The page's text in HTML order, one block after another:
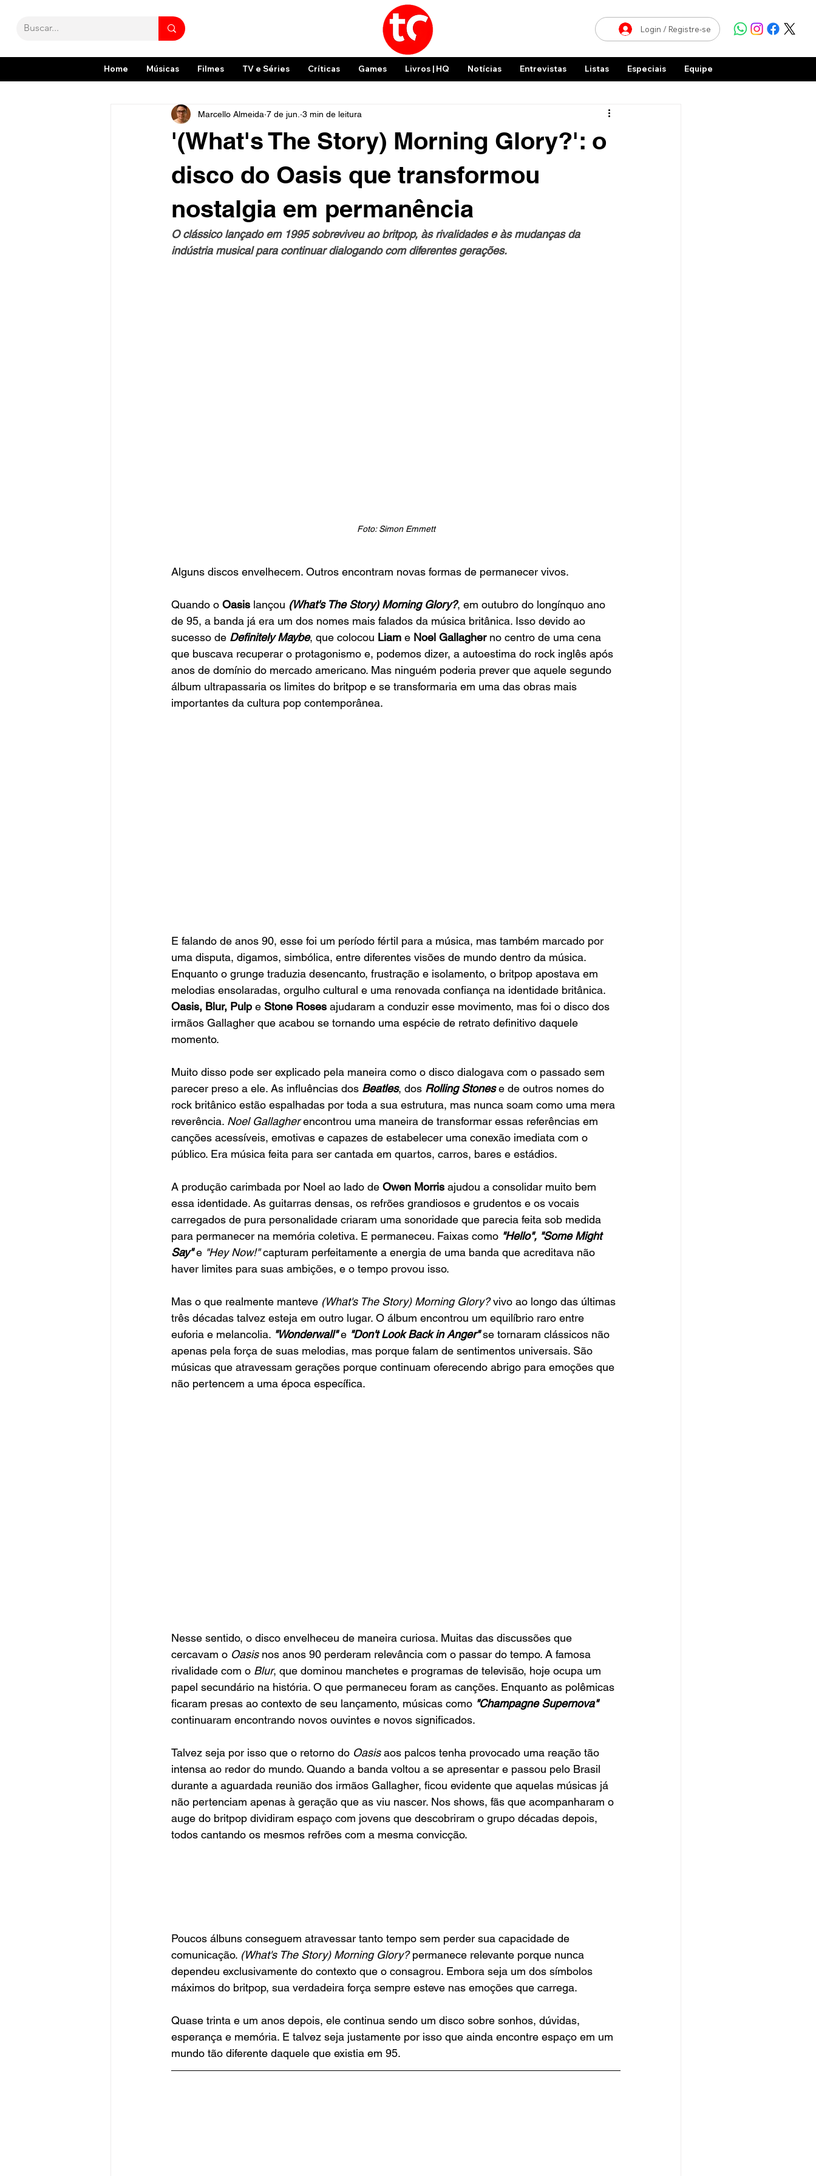
Login / Registre-se
Home Músicas Filmes TV e Séries Críticas Games Livros | HQ Notícias Entrevistas Listas Especiais Equipe
'(What's The Story) Morning Glory?': o
disco do Oasis que transformou
nostalgia em permanência
Marcello Almeida 7 de jun. 3 min de leitura
O clássico lançado em 1995 sobreviveu ao britpop, às rivalidades e às mudanças da
indústria musical para continuar dialogando com diferentes gerações.
Foto: Simon Emmett
Alguns discos envelhecem. Outros encontram novas formas de permanecer vivos.
Quando o Oasis lançou (What's The Story) Morning Glory?, em outubro do longínquo ano
de 95, a banda já era um dos nomes mais falados da música britânica. Isso devido ao
sucesso de Definitely Maybe, que colocou Liam e Noel Gallagher no centro de uma cena
que buscava recuperar o protagonismo e, podemos dizer, a autoestima do rock inglês após
anos de domínio do mercado americano. Mas ninguém poderia prever que aquele segundo
álbum ultrapassaria os limites do britpop e se transformaria em uma das obras mais
importantes da cultura pop contemporânea.
E falando de anos 90, esse foi um período fértil para a música, mas também marcado por
uma disputa, digamos, simbólica, entre diferentes visões de mundo dentro da música.
Enquanto o grunge traduzia desencanto, frustração e isolamento, o britpop apostava em
melodias ensolaradas, orgulho cultural e uma renovada confiança na identidade britânica.
Oasis, Blur, Pulp e Stone Roses ajudaram a conduzir esse movimento, mas foi o disco dos
irmãos Gallagher que acabou se tornando uma espécie de retrato definitivo daquele
momento.
Muito disso pode ser explicado pela maneira como o disco dialogava com o passado sem
parecer preso a ele. As influências dos Beatles, dos Rolling Stones e de outros nomes do
rock britânico estão espalhadas por toda a sua estrutura, mas nunca soam como uma mera
reverência. Noel Gallagher encontrou uma maneira de transformar essas referências em
canções acessíveis, emotivas e capazes de estabelecer uma conexão imediata com o
público. Era música feita para ser cantada em quartos, carros, bares e estádios.
A produção carimbada por Noel ao lado de Owen Morris ajudou a consolidar muito bem
essa identidade. As guitarras densas, os refrões grandiosos e grudentos e os vocais
carregados de pura personalidade criaram uma sonoridade que parecia feita sob medida
para permanecer na memória coletiva. E permaneceu. Faixas como "Hello", "Some Might
Say" e "Hey Now!" capturam perfeitamente a energia de uma banda que acreditava não
haver limites para suas ambições, e o tempo provou isso.
Mas o que realmente manteve (What's The Story) Morning Glory? vivo ao longo das últimas
três décadas talvez esteja em outro lugar. O álbum encontrou um equilíbrio raro entre
euforia e melancolia. "Wonderwall" e "Don't Look Back in Anger" se tornaram clássicos não
apenas pela força de suas melodias, mas porque falam de sentimentos universais. São
músicas que atravessam gerações porque continuam oferecendo abrigo para emoções que
não pertencem a uma época específica.
Nesse sentido, o disco envelheceu de maneira curiosa. Muitas das discussões que
cercavam o Oasis nos anos 90 perderam relevância com o passar do tempo. A famosa
rivalidade com o Blur, que dominou manchetes e programas de televisão, hoje ocupa um
papel secundário na história. O que permaneceu foram as canções. Enquanto as polêmicas
ficaram presas ao contexto de seu lançamento, músicas como "Champagne Supernova"
continuaram encontrando novos ouvintes e novos significados.
Talvez seja por isso que o retorno do Oasis aos palcos tenha provocado uma reação tão
intensa ao redor do mundo. Quando a banda voltou a se apresentar e passou pelo Brasil
durante a aguardada reunião dos irmãos Gallagher, ficou evidente que aquelas músicas já
não pertenciam apenas à geração que as viu nascer. Nos shows, fãs que acompanharam o
auge do britpop dividiram espaço com jovens que descobriram o grupo décadas depois,
todos cantando os mesmos refrões com a mesma convicção.
Poucos álbuns conseguem atravessar tanto tempo sem perder sua capacidade de
comunicação. (What's The Story) Morning Glory? permanece relevante porque nunca
dependeu exclusivamente do contexto que o consagrou. Embora seja um dos símbolos
máximos do britpop, sua verdadeira força sempre esteve nas emoções que carrega.
Quase trinta e um anos depois, ele continua sendo um disco sobre sonhos, dúvidas,
esperança e memória. E talvez seja justamente por isso que ainda encontre espaço em um
mundo tão diferente daquele que existia em 95.